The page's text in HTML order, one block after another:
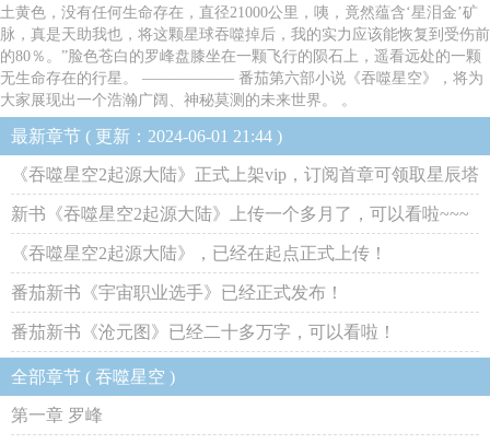
土黄色，没有任何生命存在，直径21000公里，咦，竟然蕴含‘星泪金’矿
脉，真是天助我也，将这颗星球吞噬掉后，我的实力应该能恢复到受伤前
的80％。”脸色苍白的罗峰盘膝坐在一颗飞行的陨石上，遥看远处的一颗
无生命存在的行星。 —————— 番茄第六部小说《吞噬星空》，将为
大家展现出一个浩瀚广阔、神秘莫测的未来世界。 。
最新章节 ( 更新：2024-06-01 21:44 )
《吞噬星空2起源大陆》正式上架vip，订阅首章可领取星辰塔
专属挂件
新书《吞噬星空2起源大陆》上传一个多月了，可以看啦~~~
《吞噬星空2起源大陆》，已经在起点正式上传！
番茄新书《宇宙职业选手》已经正式发布！
番茄新书《沧元图》已经二十多万字，可以看啦！
全部章节 ( 吞噬星空 )
第一章 罗峰